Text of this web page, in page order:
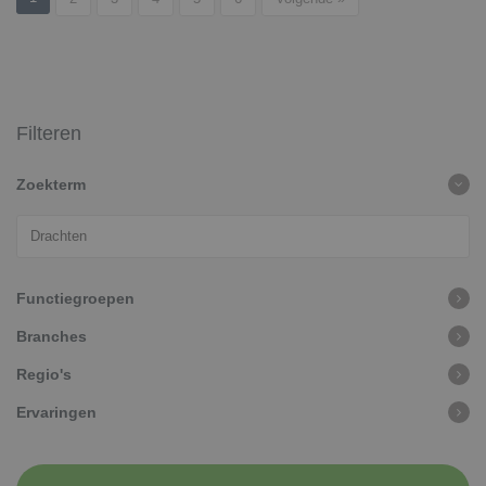
Filteren
Zoekterm
Functiegroepen
Branches
Regio's
Ervaringen